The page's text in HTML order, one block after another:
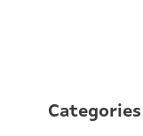
Categories